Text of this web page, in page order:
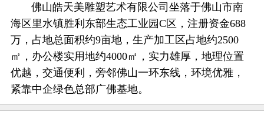
佛山皓天美雕塑艺术有限公司坐落于佛山市南
海区里水镇胜利东部生态工业园C区，注册资金688
万，占地总面积约9亩地，生产加工区占地约2500
㎡，办公楼实用地约4000㎡，实力雄厚，地理位置
优越，交通便利，旁邻佛山一环东线，环境优雅，
紧靠中企绿色总部广佛基地。